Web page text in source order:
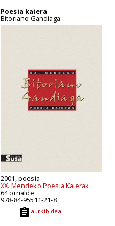
Poesia kaiera
Bitoriano Gandiaga
2001, poesia
XX. Mendeko Poesia Kaierak
64 orrialde
978-84-95511-21-8
aurkibidea